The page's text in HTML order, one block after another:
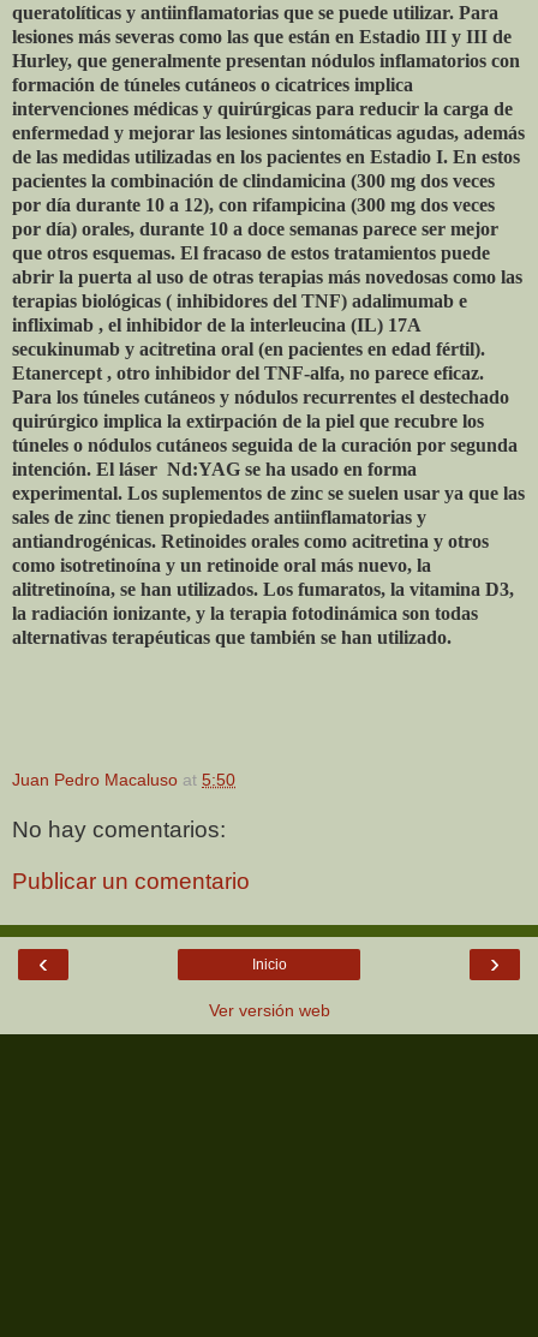
queratolíticas y antiinflamatorias que se puede utilizar. Para
lesiones más severas como las que están en Estadio III y III de
Hurley, que generalmente presentan nódulos inflamatorios con
formación de túneles cutáneos o cicatrices implica
intervenciones médicas y quirúrgicas para reducir la carga de
enfermedad y mejorar las lesiones sintomáticas agudas, además
de las medidas utilizadas en los pacientes en Estadio I. En estos
pacientes la combinación de clindamicina (300 mg dos veces
por día durante 10 a 12), con rifampicina (300 mg dos veces
por día) orales, durante 10 a doce semanas parece ser mejor
que otros esquemas. El fracaso de estos tratamientos puede
abrir la puerta al uso de otras terapias más novedosas como las
terapias biológicas ( inhibidores del TNF) adalimumab e
infliximab , el inhibidor de la interleucina (IL) 17A
secukinumab y acitretina oral (en pacientes en edad fértil).
Etanercept , otro inhibidor del TNF-alfa, no parece eficaz.
Para los túneles cutáneos y nódulos recurrentes el destechado
quirúrgico implica la extirpación de la piel que recubre los
túneles o nódulos cutáneos seguida de la curación por segunda
intención. El láser Nd:YAG se ha usado en forma
experimental. Los suplementos de zinc se suelen usar ya que las
sales de zinc tienen propiedades antiinflamatorias y
antiandrogénicas. Retinoides orales como acitretina y otros
como isotretinoína y un retinoide oral más nuevo, la
alitretinoína, se han utilizados. Los fumaratos, la vitamina D3,
la radiación ionizante, y la terapia fotodinámica son todas
alternativas terapéuticas que también se han utilizado.
Juan Pedro Macaluso at 5:50
No hay comentarios:
Publicar un comentario
‹ ›
Inicio
Ver versión web